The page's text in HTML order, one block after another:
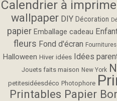
Calendrier à
wallpaper DIY Décoration
papier Emballage cadeau
fleurs Fond d'écran
Halloween Hiver idées Idées
Jouets faits maison New York
petitesidéesdéco Photophore
Printables Papier